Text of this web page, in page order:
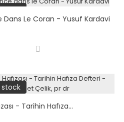
stock
Dans Le Coran - Yusuf Kardavi
stock
- Tarihin Hafıza...